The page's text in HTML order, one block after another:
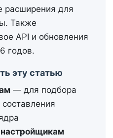
расширения для
Также
API и обновления
годов.
эту статью
— для подбора